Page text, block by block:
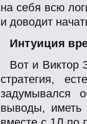
на себя всю
и доводит
Интуиция
Вот и Виктор
стратегия,
задумывался
выводы, иметь